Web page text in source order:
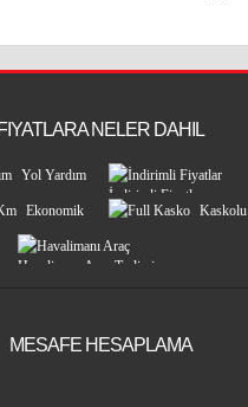
FIYATLARA NELER DAHIL
Yol Yardım
İndirimli Fiyatlar
Ekonomik
Kaskolu
Havalimanı Araç Teslimi
MESAFE HESAPLAMA